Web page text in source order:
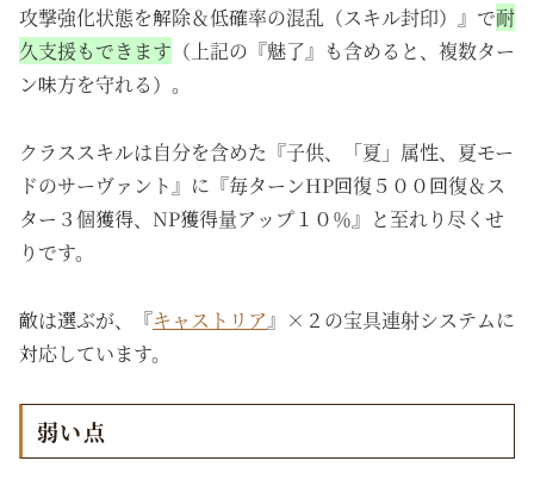
攻撃強化状態を解除＆低確率の混乱（スキル封印）』で耐
久支援もできます （上記の『魅了』も含めると、複数ター
ン味方を守れる）。
クラススキルは自分を含めた『子供、「夏」属性、夏モー
ドのサーヴァント』に『毎ターンHP回復５００回復＆ス
ター３個獲得、NP獲得量アップ１０％』と至れり尽くせ
りです。
敵は選ぶが、『キャストリア 』×２の宝具連射システムに
対応しています。
弱い点